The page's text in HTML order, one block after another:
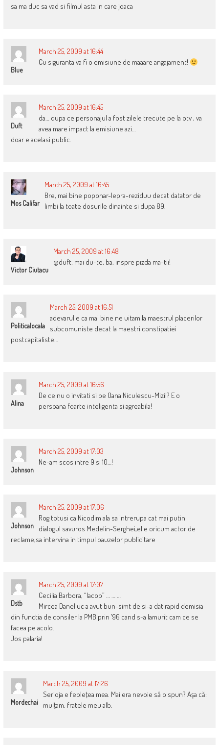
sa ma duc sa vad si filmul asta in care joaca
Blue
March 25, 2009 at 16:44
Cu siguranta va fi o emisiune de maaare angajament!
Duft
March 25, 2009 at 16:45
da… dupa ce personajul a fost zilele trecute pe la otv , va
avea mare impact la emisiune azi…
doar e acelasi public.
Mos Califar
March 25, 2009 at 16:45
Bre, mai bine poponar-lepra-reziduu decat datator de
limbi la toate dosurile dinainte si dupa 89.
Victor Ciutacu
March 25, 2009 at 16:48
@duft: mai du-te, ba, inspre pizda ma-tii!
Politicalocala
March 25, 2009 at 16:51
adevarul e ca mai bine ne uitam la maestrul placerilor
subcomuniste decat la maestri constipatiei
postcapitaliste…
Alina
March 25, 2009 at 16:56
De ce nu o invitati si pe Oana Niculescu-Mizil? E o
persoana foarte inteligenta si agreabila!
Johnson
March 25, 2009 at 17:03
Ne-am scos intre 9 si 10…!
Johnson
March 25, 2009 at 17:06
Rog totusi ca Nicodim ala sa intrerupa cat mai putin
dialogul savuros Medelin-Serghei,el e oricum actor de
reclame,sa intervina in timpul pauzelor publicitare
Dstb
March 25, 2009 at 17:07
Cecilia Barbora, “Iacob” … … …
Mircea Daneliuc a avut bun-simt de si-a dat rapid demisia
din functia de consiler la PMB prin ’96 cand s-a lamurit cam ce se
facea pe acolo.
Jos palaria!
Mordechai
March 25, 2009 at 17:26
Serioja e febleţea mea. Mai era nevoie să o spun? Aşa că:
mulţam, fratele meu alb.